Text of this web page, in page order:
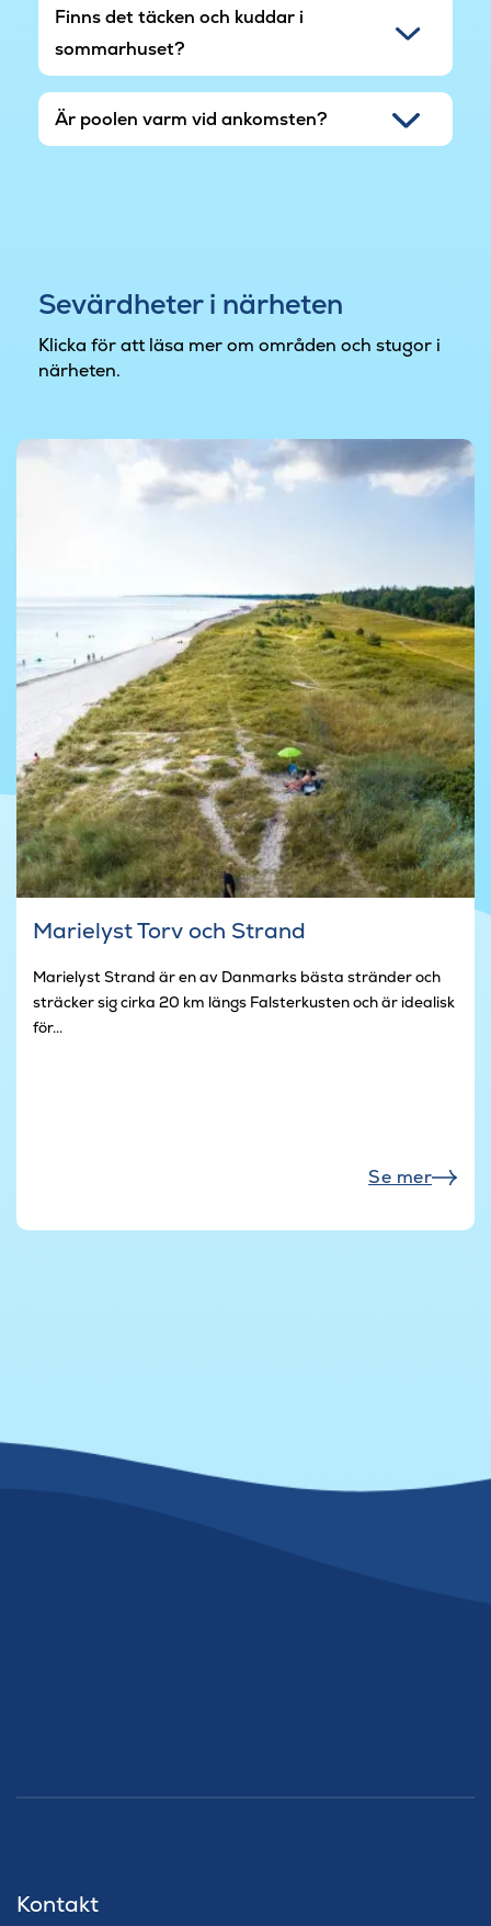
Finns det täcken och kuddar i
sommarhuset?
Är poolen varm vid ankomsten?
Sevärdheter i närheten
Klicka för att läsa mer om områden och stugor i
närheten.
Marielyst Torv och Strand
Marielyst Strand är en av Danmarks bästa stränder och
sträcker sig cirka 20 km längs Falsterkusten och är idealisk
för...
Se mer
Kontakt